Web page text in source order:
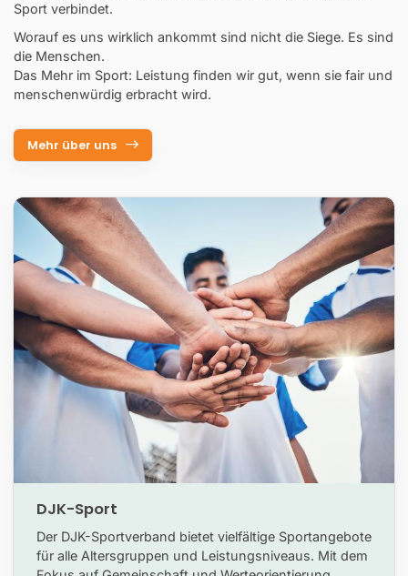
Sport verbindet.
Worauf es uns wirklich ankommt sind nicht die Siege. Es sind
die Menschen.
Das Mehr im Sport: Leistung finden wir gut, wenn sie fair und
menschenwürdig erbracht wird.
Mehr über uns
DJK-Sport
Der DJK-Sportverband bietet vielfältige Sportangebote
für alle Altersgruppen und Leistungsniveaus. Mit dem